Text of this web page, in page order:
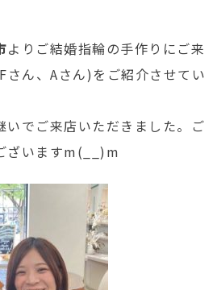
よりご結婚指輪の手作りにご来
さん、Aさん)をご紹介させてい
いでご来店いただきました。ご
ざいますm(__)m